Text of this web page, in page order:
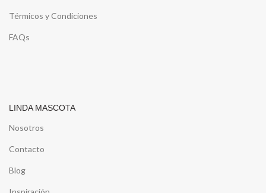
Térmicos y Condiciones
FAQs
LINDA MASCOTA
Nosotros
Contacto
Blog